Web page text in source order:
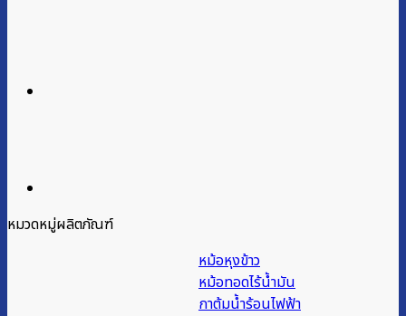
หมวดหมู่ผลิตภัณฑ์
หม้อหุงข้าว
หม้อทอดไร้น้ำมัน
กาต้มน้ำร้อนไฟฟ้า